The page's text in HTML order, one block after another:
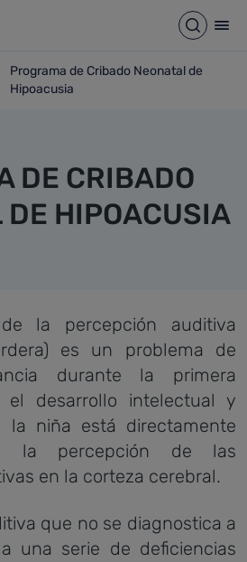
Cribado Abrir
opciones del camino de migas
de Cribado Neonatal de
Programa de Cribado Neonatal de
Hipoacusia
DE CRIBADO
DE HIPOACUSIA
la percepción auditiva
es un problema de
durante la primera
desarrollo intelectual y
niña está directamente
la percepción de las
en la corteza cerebral.
que no se diagnostica a
una serie de deficiencias